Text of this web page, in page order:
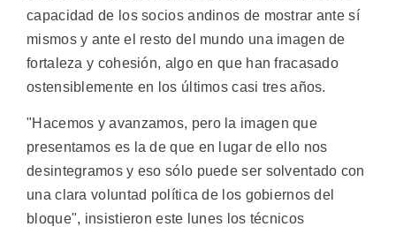
capacidad de los socios andinos de mostrar ante sí
mismos y ante el resto del mundo una imagen de
fortaleza y cohesión, algo en que han fracasado
ostensiblemente en los últimos casi tres años.
"Hacemos y avanzamos, pero la imagen que
presentamos es la de que en lugar de ello nos
desintegramos y eso sólo puede ser solventado con
una clara voluntad política de los gobiernos del
bloque", insistieron este lunes los técnicos